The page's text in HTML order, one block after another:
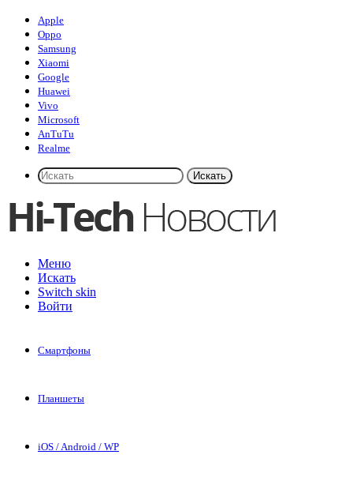
Apple
Oppo
Samsung
Xiaomi
Google
Huawei
Vivo
Microsoft
AnTuTu
Realme
Искать
Меню
Искать
Switch skin
Войти
Смартфоны
Планшеты
iOS / Android / WP